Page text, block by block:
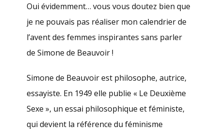
Oui évidemment… vous vous doutez bien que
je ne pouvais pas réaliser mon calendrier de
l’avent des femmes inspirantes sans parler
de Simone de Beauvoir !
Simone de Beauvoir est philosophe, autrice,
essayiste. En 1949 elle publie « Le Deuxième
Sexe », un essai philosophique et féministe,
qui devient la référence du féminisme